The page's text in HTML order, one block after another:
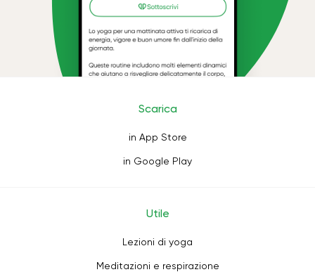
Scarica
in App Store
in Google Play
Utile
Lezioni di yoga
Meditazioni e respirazione